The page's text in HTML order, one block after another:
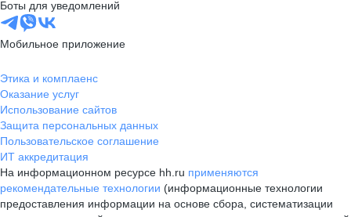
Боты для уведомлений
Мобильное приложение
Этика и комплаенс
Оказание услуг
Использование сайтов
Защита персональных данных
Пользовательское соглашение
ИТ аккредитация
На информационном ресурсе hh.ru применяются
рекомендательные технологии (информационные технологии
предоставления информации на основе сбора, систематизации